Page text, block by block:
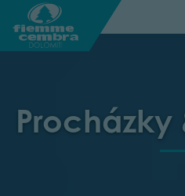
Procházky